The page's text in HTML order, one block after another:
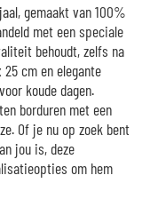
gemaakt van 100%
met een speciale
behoudt, zelfs na
cm en elegante
koude dagen.
borduren met een
Of je nu op zoek bent
jou is, deze
om hem